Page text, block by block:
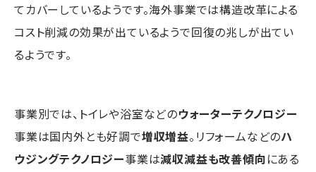
てカバーしているようです。海外事業では構造改革による
コスト削減の効果が出ているようで回復の兆しが出てい
るようです。
事業別では、トイレや浴室などのウォーターテクノロジー
事業は国内外とも好調で増収増益。リフォームなどのハ
ウジングテクノロジー事業は減収減益も改善傾向にある